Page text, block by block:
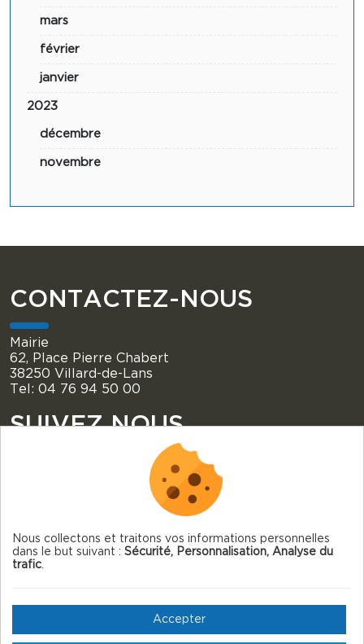
mars
février
janvier
2023
décembre
novembre
CONTACTEZ-NOUS
Mairie
62, Place Pierre Chabert
38250 Villard-de-Lans
Tel: 04 76 94 50 00
SUIVEZ NOUS
© 2026 Villard-de-Lans — Tous droits réservés
Gestion des cookies
Nous collectons et traitons vos informations personnelles
dans le but suivant : Sécurité, Personnalisation, Analyse du
trafic.
Accepter